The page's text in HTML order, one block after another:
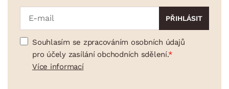
Souhlasím se zpracováním osobních údajů
pro účely zasílání obchodních sdělení.
Více informací